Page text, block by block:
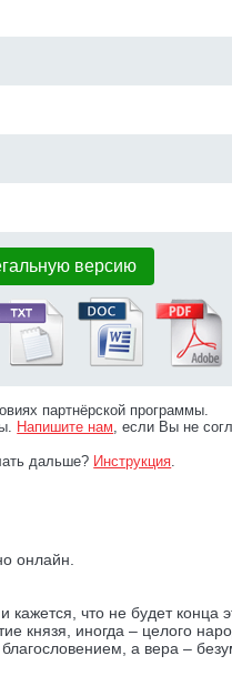
версию
партнёрской программы.
Напишите нам, если Вы не
дальше? Инструкция.
онлайн.
кажется, что не будет конца
князя, иногда – целого
а вера –